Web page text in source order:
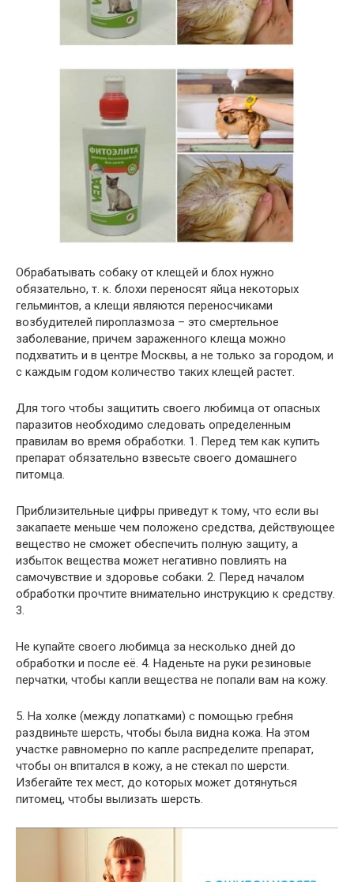
Обрабатывать собаку от клещей и блох нужно
обязательно, т. к. блохи переносят яйца некоторых
гельминтов, а клещи являются переносчиками
возбудителей пироплазмоза – это смертельное
заболевание, причем зараженного клеща можно
подхватить и в центре Москвы, а не только за городом, и
с каждым годом количество таких клещей растет.
Для того чтобы защитить своего любимца от опасных
паразитов необходимо следовать определенным
правилам во время обработки. 1. Перед тем как купить
препарат обязательно взвесьте своего домашнего
питомца.
Приблизительные цифры приведут к тому, что если вы
закапаете меньше чем положено средства, действующее
вещество не сможет обеспечить полную защиту, а
избыток вещества может негативно повлиять на
самочувствие и здоровье собаки. 2. Перед началом
обработки прочтите внимательно инструкцию к средству.
3.
Не купайте своего любимца за несколько дней до
обработки и после её. 4. Наденьте на руки резиновые
перчатки, чтобы капли вещества не попали вам на кожу.
5. На холке (между лопатками) с помощью гребня
раздвиньте шерсть, чтобы была видна кожа. На этом
участке равномерно по капле распределите препарат,
чтобы он впитался в кожу, а не стекал по шерсти.
Избегайте тех мест, до которых может дотянуться
питомец, чтобы вылизать шерсть.